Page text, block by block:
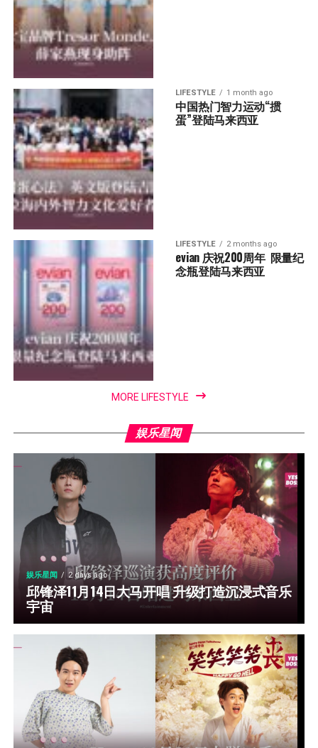
LIFESTYLE 1 month ago
中国热门智力运动“掼
蛋”登陆马来西亚
LIFESTYLE 2 months ago
evian 庆祝200周年  限量纪
念瓶登陆马来西亚
MORE LIFESTYLE
娱乐星闻
娱乐星闻 2 days ago
邱锋泽11月14日大马开唱 升级打造沉浸式音乐
宇宙